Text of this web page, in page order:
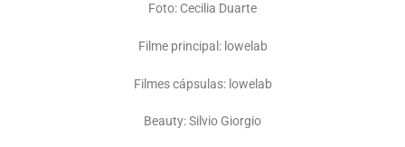
Foto: Cecilia Duarte
Filme principal: lowelab
Filmes cápsulas: lowelab
Beauty: Silvio Giorgio